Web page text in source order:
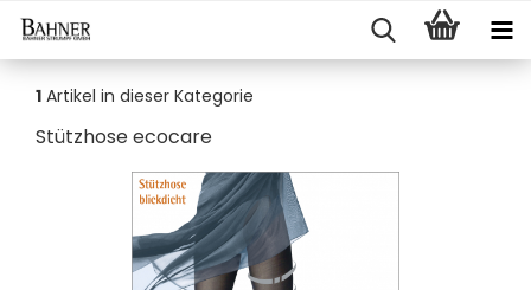
1 Artikel in dieser Kategorie
Stütz­ho­se eco­ca­re